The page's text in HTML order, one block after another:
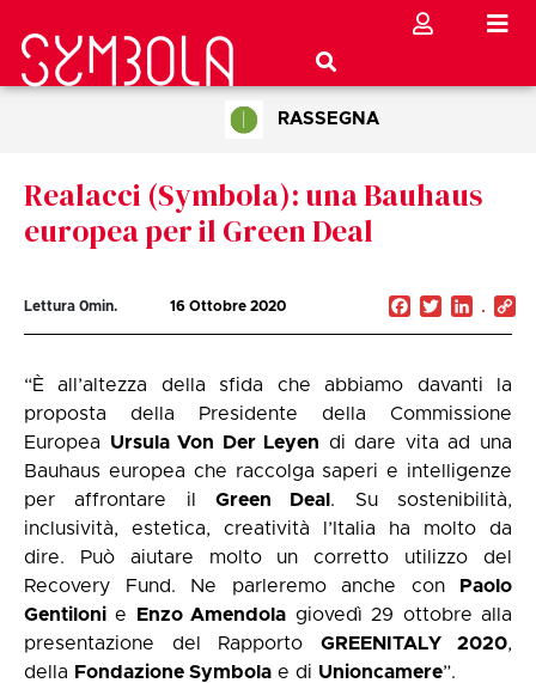
RASSEGNA
Realacci (Symbola): una Bauhaus
europea per il Green Deal
Lettura 0min. 16 Ottobre 2020 Facebook
Twitter
“È all’altezza della sfida che abbiamo davanti la
proposta della Presidente della Commissione
Europea Ursula Von Der Leyen di dare vita ad una
Bauhaus europea che raccolga saperi e intelligenze
per affrontare il Green Deal . Su sostenibilità,
inclusività, estetica, creatività l’Italia ha molto da
dire. Può aiutare molto un corretto utilizzo del
Recovery Fund. Ne parleremo anche con
Paolo
Gentiloni e Enzo Amendola giovedì 29 ottobre alla
presentazione del Rapporto GREENITALY 2020,
della Fondazione Symbola e di Unioncamere”.